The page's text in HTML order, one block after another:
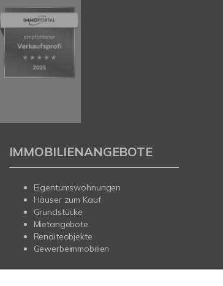
IMMOBILIENANGEBOTE
Eigentumswohnungen
Häuser zum Kauf
Grundstücke
Mietangebote
Renditeobjekte
Gewerbeimmobilien